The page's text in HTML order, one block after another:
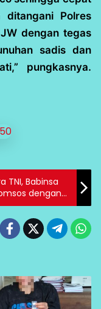
ditangani Polres
dengan tegas
sadis dan
pungkasnya.
TNI, Babinsa
dengan